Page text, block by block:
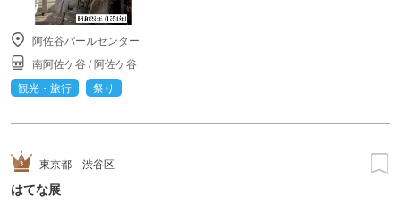
阿佐谷パールセンター
南阿佐ケ谷 /阿佐ケ谷
観光・旅行
祭り
東京都 渋谷区
はてな展